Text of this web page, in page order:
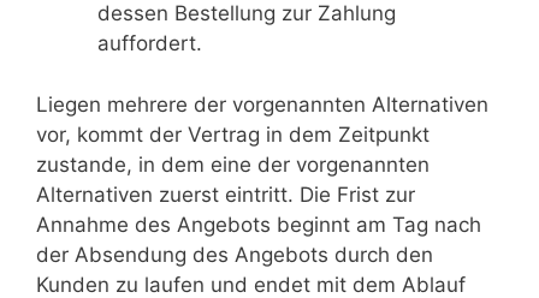
dessen Bestellung zur Zahlung
auffordert.
Liegen mehrere der vorgenannten Alternativen
vor, kommt der Vertrag in dem Zeitpunkt
zustande, in dem eine der vorgenannten
Alternativen zuerst eintritt. Die Frist zur
Annahme des Angebots beginnt am Tag nach
der Absendung des Angebots durch den
Kunden zu laufen und endet mit dem Ablauf